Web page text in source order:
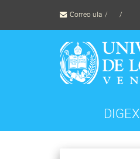
content
Correo ula
DIGEX